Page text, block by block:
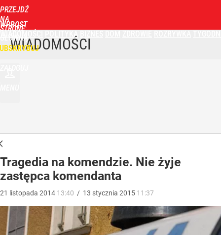
PRZEJDŹ
NA
STRONĘ
GŁÓWNĄ
WPROST
POLITYKA
WIADOMOŚCI
Tragedia na komendzie. Nie żyje
zastępca komendanta
21 listopada 2014 13:40 / 13 stycznia 2015 11:37